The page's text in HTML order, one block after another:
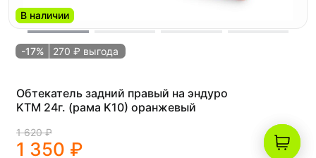
В наличии
-17% 270 ₽ выгода
Обтекатель задний правый на эндуро
KTM 24г. (рама K10) оранжевый
1 620 ₽
1 350 ₽